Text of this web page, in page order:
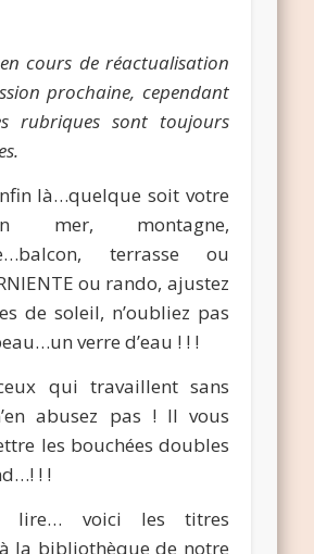
cours de réactualisation
prochaine, cependant
rubriques sont toujours
là…quelque soit votre
mer, montagne,
terrasse ou
ou rando, ajustez
de soleil, n’oubliez pas
verre d’eau ! ! !
qui travaillent sans
abusez pas ! Il vous
les bouchées doubles
! !
lire… voici les titres
la bibliothèque de notre